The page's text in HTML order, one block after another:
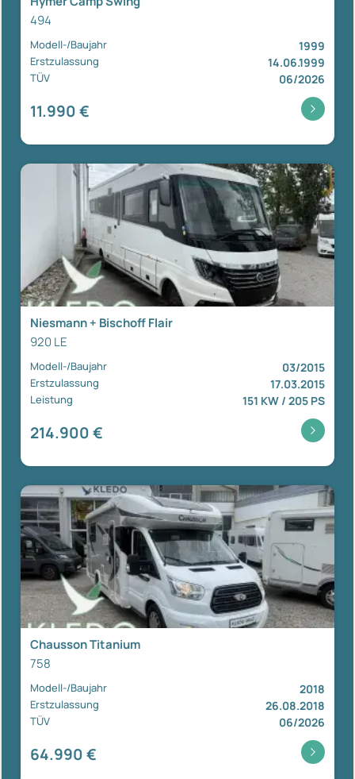
494
Modell-/Baujahr 1999
Erstzulassung 14.06.1999
TÜV 06/2026
11.990 €
Niesmann + Bischoff Flair
920 LE
Modell-/Baujahr 03/2015
Erstzulassung 17.03.2015
Leistung 151 KW / 205 PS
214.900 €
Chausson Titanium
758
Modell-/Baujahr 2018
Erstzulassung 26.08.2018
TÜV 06/2026
64.990 €